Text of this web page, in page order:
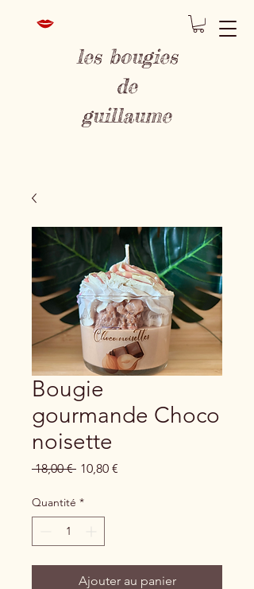
les bougies
de
guillaume
Bougie
gourmande Choco
noisette
18,00 € Prix
10,80 €
Quantité *
Ajouter au panier